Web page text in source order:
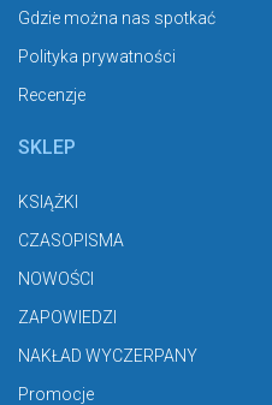
Gdzie można nas spotkać
Polityka prywatności
Recenzje
SKLEP
KSIĄŻKI
CZASOPISMA
NOWOŚCI
ZAPOWIEDZI
NAKŁAD WYCZERPANY
Promocje